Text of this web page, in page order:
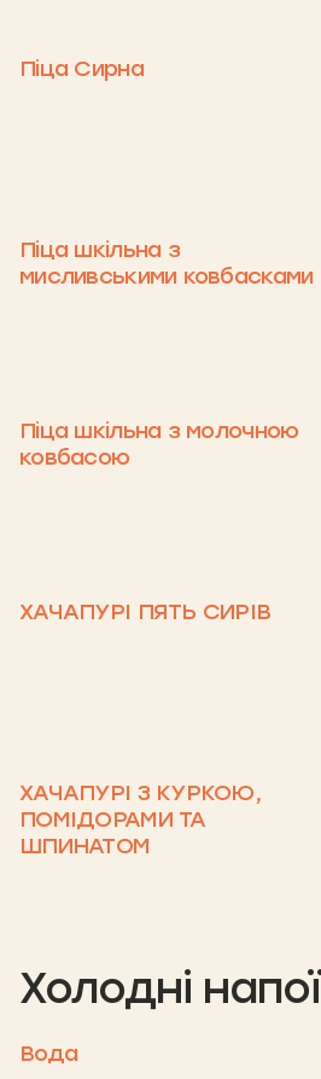
Піца Сирна
Піца шкільна з
мисливськими ковбасками
Піца шкільна з молочною
ковбасою
ХАЧАПУРІ ПЯТЬ СИРІВ
ХАЧАПУРІ З КУРКОЮ,
ПОМІДОРАМИ ТА
ШПИНАТОМ
Холодні напої
Вода